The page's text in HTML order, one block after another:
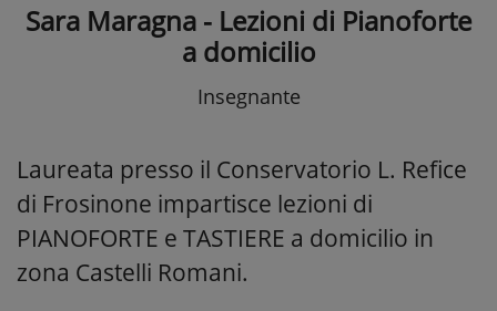
Sara Maragna - Lezioni di Pianoforte
a domicilio
Insegnante
Laureata presso il Conservatorio L. Refice
di Frosinone impartisce lezioni di
PIANOFORTE e TASTIERE a domicilio in
zona Castelli Romani.